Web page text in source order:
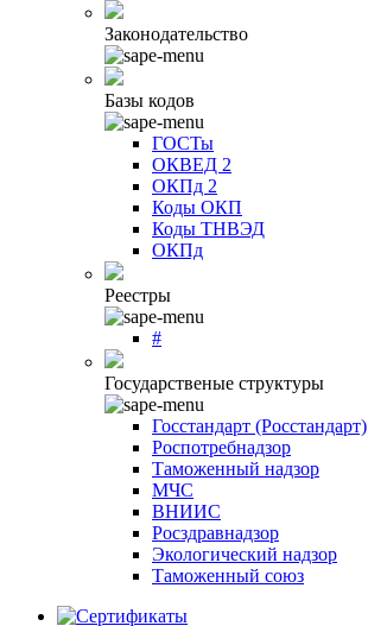
Законодательство
Базы кодов
ГОСТы
ОКВЕД 2
ОКПд 2
Коды ОКП
Коды ТНВЭД
ОКПд
Реестры
#
Государственые структуры
Госстандарт (Росстандарт)
Роспотребнадзор
Таможенный надзор
МЧС
ВНИИС
Росздравнадзор
Экологический надзор
Таможенный союз